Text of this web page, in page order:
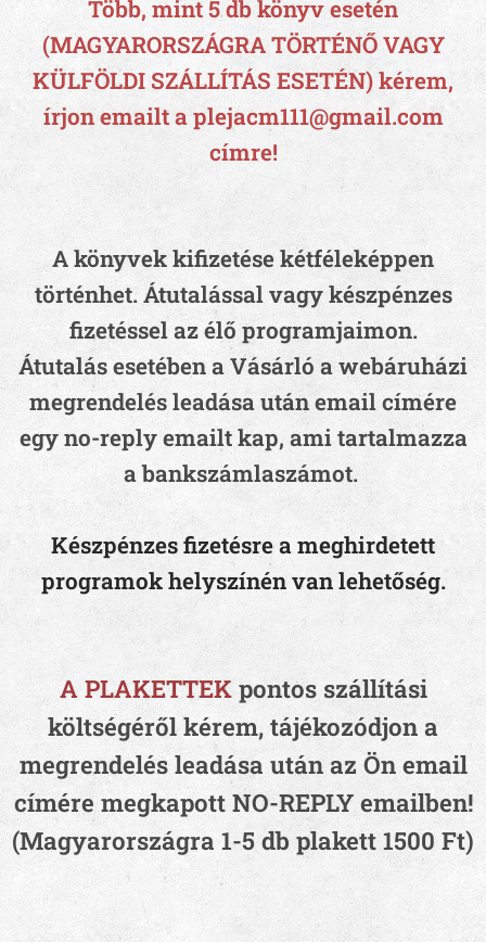
Több, mint 5 db könyv esetén
(MAGYARORSZÁGRA TÖRTÉNŐ VAGY
KÜLFÖLDI SZÁLLÍTÁS ESETÉN) kérem,
írjon emailt a plejacm111@gmail.com
címre!
A könyvek kifizetése kétféleképpen
történhet. Átutalással vagy készpénzes
fizetéssel az élő programjaimon.
Átutalás esetében a Vásárló a webáruházi
megrendelés leadása után email címére
egy no-reply emailt kap, ami tartalmazza
a bankszámlaszámot.
Készpénzes fizetésre a meghirdetett
programok helyszínén van lehetőség.
A PLAKETTEK pontos szállítási
költségéről kérem, tájékozódjon a
megrendelés leadása után az Ön email
címére megkapott NO-REPLY emailben!
(Magyarországra 1-5 db plakett 1500 Ft)